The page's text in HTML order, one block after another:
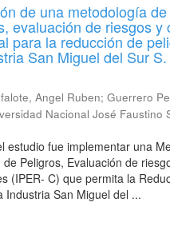
de una metodología
evaluación de riesgos y
para la reducción de
San Miguel del Sur
Angel Ruben; Guerrero
Nacional José Faustino
estudio fue implementar una
de Peligros, Evaluación de
(IPER- C) que permita la
Industria San Miguel del ...